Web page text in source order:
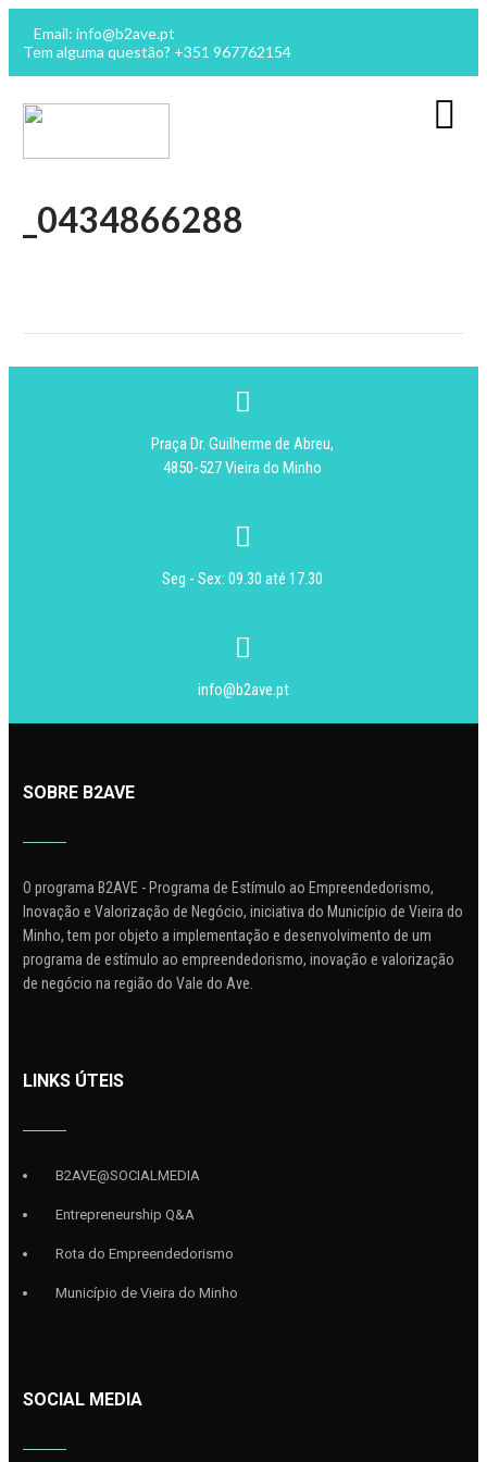
Email: info@b2ave.pt
Tem alguma questão? +351 967762154
_0434866288
Praça Dr. Guilherme de Abreu,
4850-527 Vieira do Minho
Seg - Sex: 09.30 até 17.30
info@b2ave.pt
SOBRE B2AVE
O programa B2AVE - Programa de Estímulo ao Empreendedorismo,
Inovação e Valorização de Negócio, iniciativa do Município de Vieira do
Minho, tem por objeto a implementação e desenvolvimento de um
programa de estímulo ao empreendedorismo, inovação e valorização
de negócio na região do Vale do Ave.
LINKS ÚTEIS
B2AVE@SOCIALMEDIA
Entrepreneurship Q&A
Rota do Empreendedorismo
Município de Vieira do Minho
SOCIAL MEDIA